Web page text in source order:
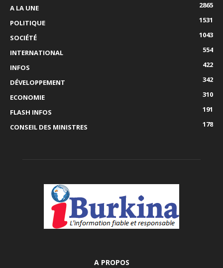
A LA UNE
2865
POLITIQUE
1531
SOCIÉTÉ
1043
INTERNATIONAL
554
INFOS
422
DÉVELOPPEMENT
342
ECONOMIE
310
FLASH INFOS
191
CONSEIL DES MINISTRES
178
A PROPOS